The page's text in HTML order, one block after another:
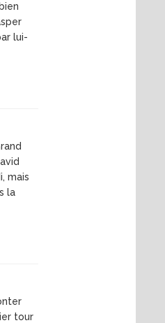
lui-
mais
la
tour